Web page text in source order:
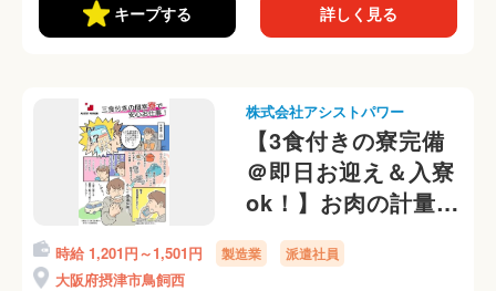
キープする 詳しく見る
株式会社アシストパワー
【3食付きの寮完備
＠即日お迎え＆入寮
ok！】お肉の計量、
仕分けの軽作業！選
べる勤務時間帯＠
時給 1,201円～1,501円 製造業 派遣社員
大阪府摂津市鳥飼西